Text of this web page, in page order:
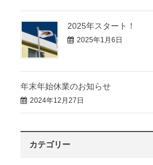
2025年スタート！
2025年1月6日
年末年始休業のお知らせ
2024年12月27日
カテゴリー